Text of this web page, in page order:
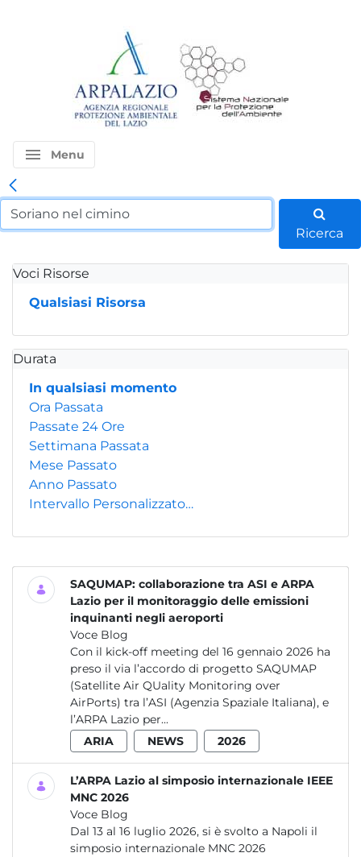
menu Menu
Ricerca
Voci Risorse
Qualsiasi Risorsa
Durata
In qualsiasi momento
Ora Passata
Passate 24 Ore
Settimana Passata
Mese Passato
Anno Passato
Intervallo Personalizzato…
SAQUMAP: collaborazione tra ASI e ARPA
Lazio per il monitoraggio delle emissioni
inquinanti negli aeroporti
Voce Blog
Con il kick-off meeting del 16 gennaio 2026 ha
preso il via l’accordo di progetto SAQUMAP
(Satellite Air QUality Monitoring over
AirPorts) tra l’ASI (Agenzia Spaziale Italiana), e
l’ARPA Lazio per...
ARIA
NEWS 2026
L’ARPA Lazio al simposio internazionale IEEE
MNC 2026
Voce Blog
Dal 13 al 16 luglio 2026, si è svolto a Napoli il
simposio internazionale MNC 2026